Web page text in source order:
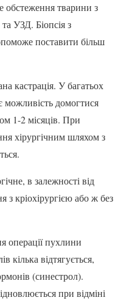
обстеження тварини з
УЗД. Біопсія з
поставити більш
кастрація. У багатьох
можливість домогтися
1-2 місяців. При
хірургічним шляхом з
в залежності від
з кріохірургією або ж без
операції пухлини
кілька відтягується,
(синестрол).
при відміні